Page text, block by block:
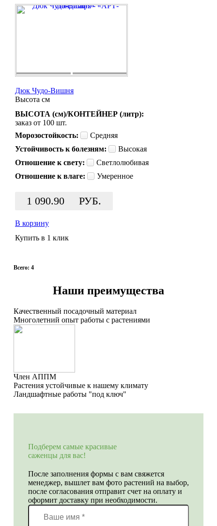
Дюк Чудо-Вишня
Высота см
ВЫСОТА (см)/КОНТЕЙНЕР (литр):
заказ от 100 шт.
Морозостойкость:
Средняя
Устойчивость к болезням:
Высокая
Отношение к свету:
Светлолюбивая
Отношение к влаге:
Умеренное
1 090.90 РУБ.
В корзину
Купить в 1 клик
Всего: 4
Наши преимущества
Качественный посадочный материал
Многолетний опыт работы с растениями
Член АППМ
Растения устойчивые к нашему климату
Ландшафтные работы "под ключ"
Подберем самые красивые
саженцы для вас!
После заполнения формы с вам свяжется
менеджер, вышлет вам фото растений на выбор,
после согласования отправит счет на оплату и
оформит доставку при необходимости.